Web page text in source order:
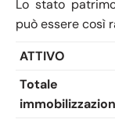
Lo stato
può essere così
ATTIVO
Totale